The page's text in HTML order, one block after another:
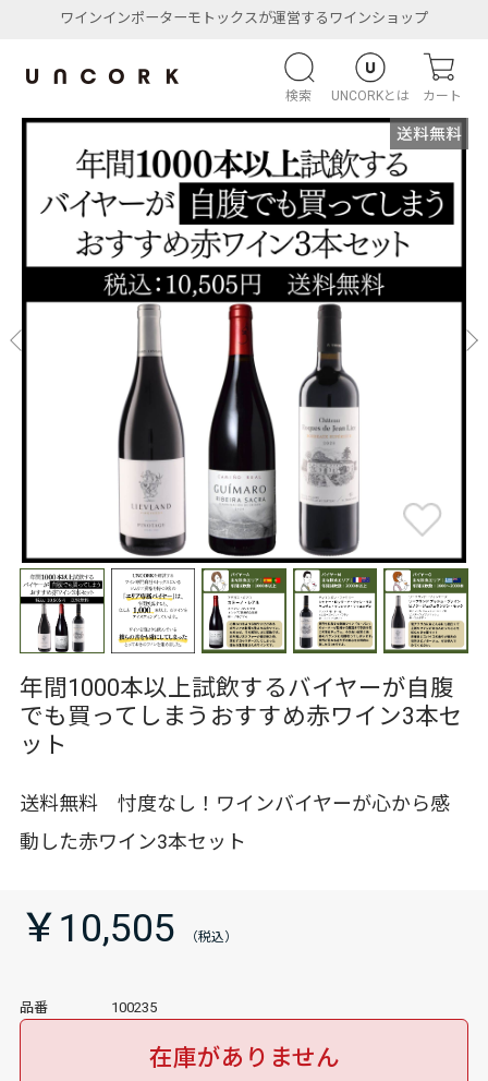
ワインインポーターモトックスが運営するワインショップ
検索 UNCORKとは カート
年間1000本以上試飲するバイヤーが自腹
でも買ってしまうおすすめ赤ワイン3本セ
ット
送料無料 忖度なし！ワインバイヤーが心から感
動した赤ワイン3本セット
￥10,505
品番 100235
在庫がありません